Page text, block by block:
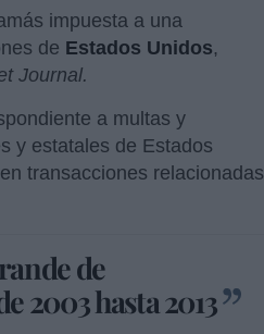
impuesta a una
de Estados Unidos,
Journal.
a multas y
y estatales de Estados
transacciones relacionadas
de
2003 hasta 2013